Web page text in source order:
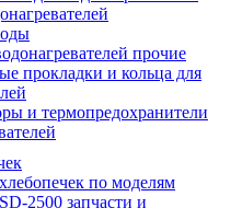
прочие
прокладки и кольца для
и термопредохранители
по моделям
2500 запчасти и